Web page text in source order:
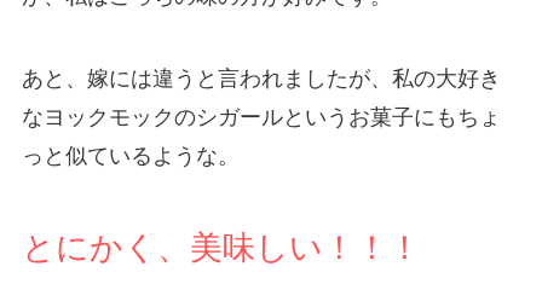
あと、嫁には違うと言われましたが、私の大好き
なヨックモックのシガールというお菓子にもちょ
っと似ているような。
とにかく、美味しい！！！